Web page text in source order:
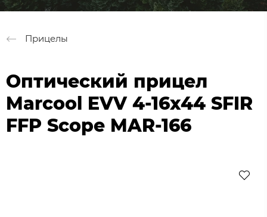
Прицелы
Оптический прицел
Marcool EVV 4-16x44 SFIR
FFP Scope MAR-166